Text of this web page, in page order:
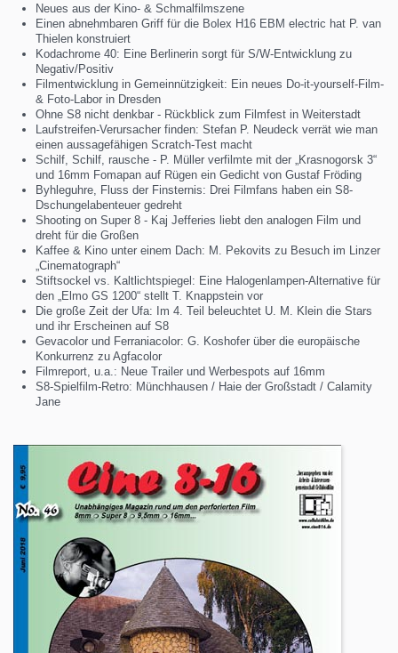
Neues aus der Kino- & Schmalfilmszene
Einen abnehmbaren Griff für die Bolex H16 EBM electric hat P. van
Thielen konstruiert
Kodachrome 40: Eine Berlinerin sorgt für S/W-Entwicklung zu
Negativ/Positiv
Filmentwicklung in Gemeinnützigkeit: Ein neues Do-it-yourself-Film-
& Foto-Labor in Dresden
Ohne S8 nicht denkbar - Rückblick zum Filmfest in Weiterstadt
Laufstreifen-Verursacher finden: Stefan P. Neudeck verrät wie man
einen aussagefähigen Scratch-Test macht
Schilf, Schilf, rausche - P. Müller verfilmte mit der „Krasnogorsk 3“
und 16mm Fomapan auf Rügen ein Gedicht von Gustaf Fröding
Byhleguhre, Fluss der Finsternis: Drei Filmfans haben ein S8-
Dschungelabenteuer gedreht
Shooting on Super 8 - Kaj Jefferies liebt den analogen Film und
dreht für die Großen
Kaffee & Kino unter einem Dach: M. Pekovits zu Besuch im Linzer
„Cinematograph“
Stiftsockel vs. Kaltlichtspiegel: Eine Halogenlampen-Alternative für
den „Elmo GS 1200“ stellt T. Knappstein vor
Die große Zeit der Ufa: Im 4. Teil beleuchtet U. M. Klein die Stars
und ihr Erscheinen auf S8
Gevacolor und Ferraniacolor: G. Koshofer über die europäische
Konkurrenz zu Agfacolor
Filmreport, u.a.: Neue Trailer und Werbespots auf 16mm
S8-Spielfilm-Retro: Münchhausen / Haie der Großstadt / Calamity
Jane